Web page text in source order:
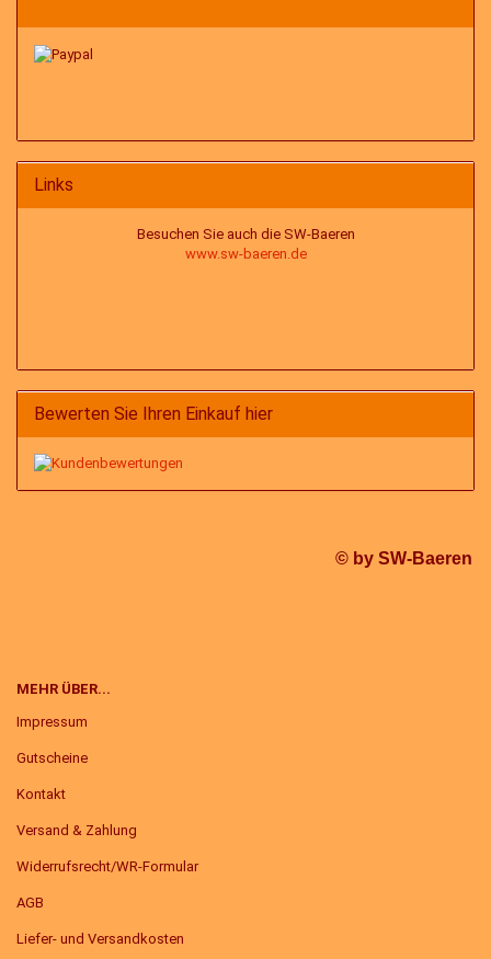
Links
Besuchen Sie auch die SW-Baeren
www.sw-baeren.de
Bewerten Sie Ihren Einkauf hier
© by SW-Baeren
MEHR ÜBER...
Impressum
Gutscheine
Kontakt
Versand & Zahlung
Widerrufsrecht/WR-Formular
AGB
Liefer- und Versandkosten